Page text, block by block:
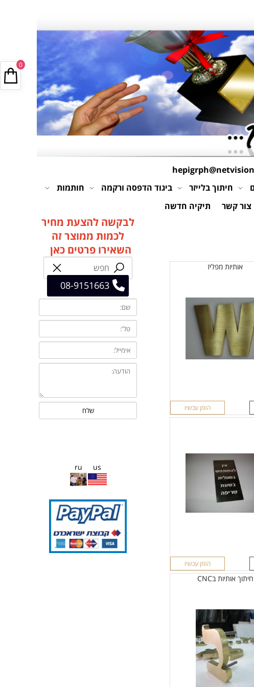
חיתוך בלייזר ביגוד הדפסה ורקמה
חותמות
צור קשר תיקיה חדשה
0
אותיות מפליז
הזמן עכשיו
הזמן עכשיו
חיתוך אותיות בCNC
לבקשה להצעת מחיר
לכמות ממוצר זה
השאירו פרטים כאן
08-9151663
us
ru